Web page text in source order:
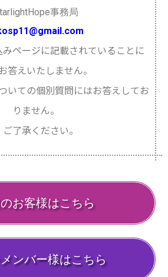
事務局
ページに記載されていることに
答えいたしません。
いての個別質問にはお答えしてお
りません。
ご了承ください。
お客様はこちら
ンバー様はこちら